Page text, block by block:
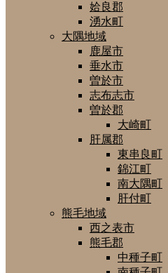
姶良郡
湧水町
大隅地域
鹿屋市
垂水市
曽於市
志布志市
曽於郡
大崎町
肝属郡
東串良町
錦江町
南大隅町
肝付町
熊毛地域
西之表市
熊毛郡
中種子町